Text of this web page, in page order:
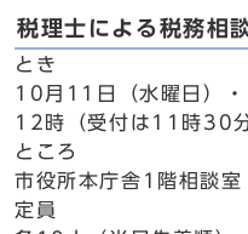
税理士による税務相
とき
10月11日（水曜日）
12時（受付は11時30
ところ
市役所本庁舎1階相談室
定員